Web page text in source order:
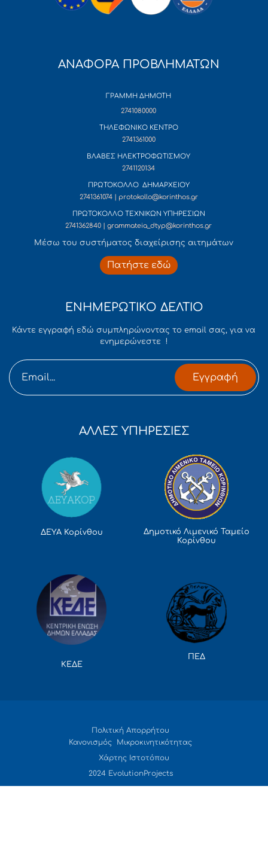
ΑΝΑΦΟΡΑ ΠΡΟΒΛΗΜΑΤΩΝ
ΓΡΑΜΜΗ ΔΗΜΟΤΗ
2741080000
ΤΗΛΕΦΩΝΙΚΟ ΚΕΝΤΡΟ
2741361000
ΒΛΑΒΕΣ ΗΛΕΚΤΡΟΦΩΤΙΣΜΟΥ
2741120134
ΠΡΩΤΟΚΟΛΛΟ ΔΗΜΑΡΧΕΙΟΥ
2741361074 | protokollo@korinthos.gr
ΠΡΩΤΟΚΟΛΛΟ ΤΕΧΝΙΚΩΝ ΥΠΗΡΕΣΙΩΝ
2741362840 | grammateia_dtyp@korinthos.gr
Mέσω του συστήματος διαχείρισης αιτημάτων
Πατήστε εδώ
ΕΝΗΜΕΡΩΤΙΚΟ ΔΕΛΤΙΟ
Κάντε εγγραφή εδώ συμπληρώνοντας το email σας, για να
ενημερώνεστε !
Εγγραφή
ΑΛΛΕΣ ΥΠΗΡΕΣΙΕΣ
ΔΕΥΑ Κορίνθου
Δημοτικό Λιμενικό Ταμείο
Κορίνθου
ΚΕΔΕ
ΠΕΔ
Πολιτική Απορρήτου
Κανονισμός Μικροκινητικότητας
Χάρτης Ιστοτόπου
2024 EvolutionProjects